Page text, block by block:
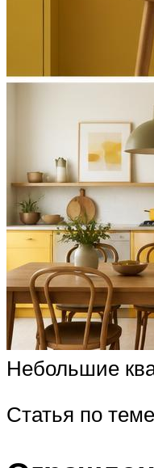
Небольшие
Статья по